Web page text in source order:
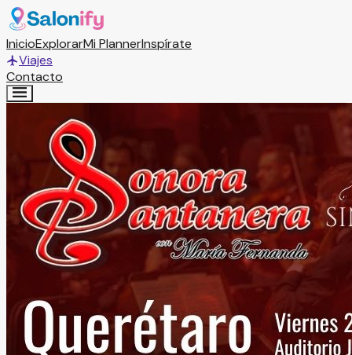
InicioExplorarMi PlannerInspírate
Viajes
Contacto